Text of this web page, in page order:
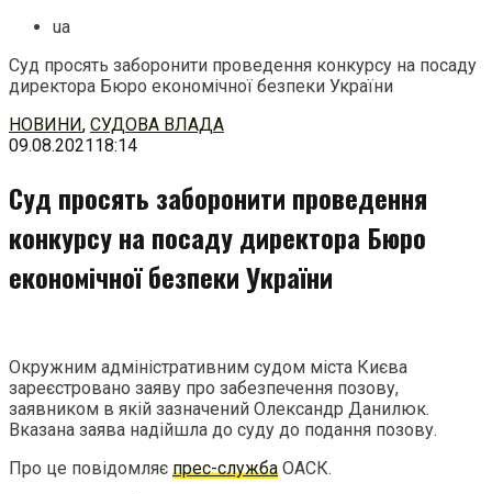
ua
Суд просять заборонити проведення конкурсу на посаду
директора Бюро економічної безпеки України
Перейти
до
НОВИНИ, СУДОВА ВЛАДА
09.08.202118:14
Суд просять заборонити проведення
конкурсу на посаду директора Бюро
економічної безпеки України
Окружним адміністративним судом міста Києва
зареєстровано заяву про забезпечення позову,
заявником в якій зазначений Олександр Данилюк.
Вказана заява надійшла до суду до подання позову.
Про це повідомляє прес-служба ОАСК.